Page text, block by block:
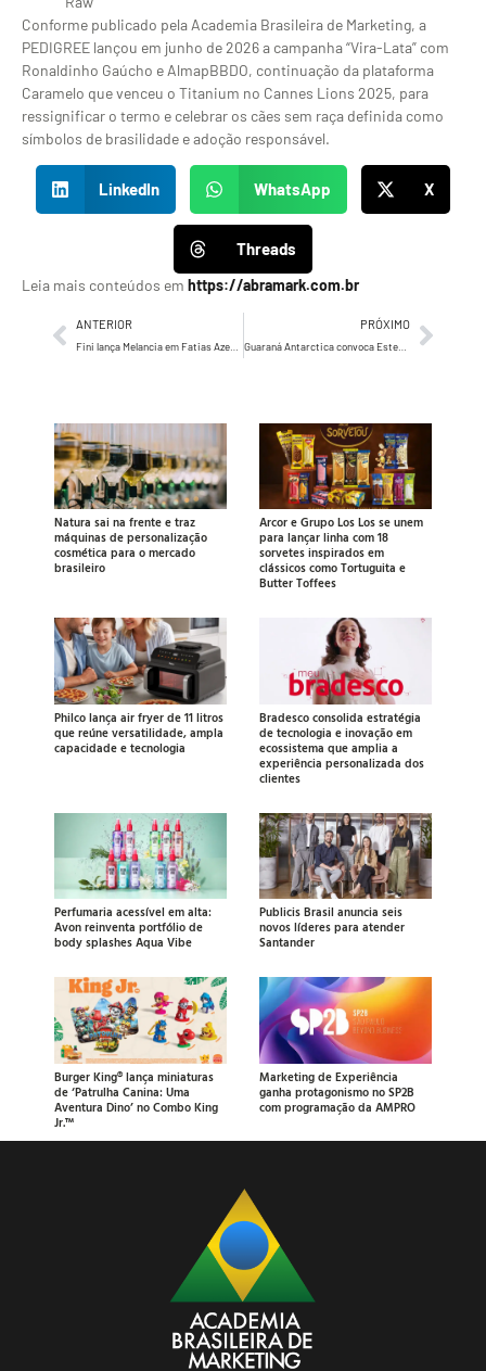
Conforme publicado pela Academia Brasileira de Marketing, a
PEDIGREE lançou em junho de 2026 a campanha “Vira-Lata” com
Ronaldinho Gaúcho e AlmapBBDO, continuação da plataforma
Caramelo que venceu o Titanium no Cannes Lions 2025, para
ressignificar o termo e celebrar os cães sem raça definida como
símbolos de brasilidade e adoção responsável.
LinkedIn WhatsApp X
Threads
Leia mais conteúdos em https://abramark.com.br
ANTERIOR PRÓXIMO
Guaraná Antarctica convoca Estevão como embaixador e lança filme da campanha Sede de Torcer É Coisa Nossa
Natura sai na frente e traz
máquinas de personalização
cosmética para o mercado
brasileiro
Arcor e Grupo Los Los se unem
para lançar linha com 18
sorvetes inspirados em
clássicos como Tortuguita e
Butter Toffees
Philco lança air fryer de 11 litros
que reúne versatilidade, ampla
capacidade e tecnologia
Bradesco consolida estratégia
de tecnologia e inovação em
ecossistema que amplia a
experiência personalizada dos
clientes
Perfumaria acessível em alta:
Avon reinventa portfólio de
body splashes Aqua Vibe
Publicis Brasil anuncia seis
novos líderes para atender
Santander
Burger King® lança miniaturas
de ‘Patrulha Canina: Uma
Aventura Dino’ no Combo King
Jr.™
Marketing de Experiência
ganha protagonismo no SP2B
com programação da AMPRO